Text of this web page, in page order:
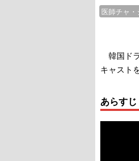
医師チャ
韓国ド
キャスト
あらすじ